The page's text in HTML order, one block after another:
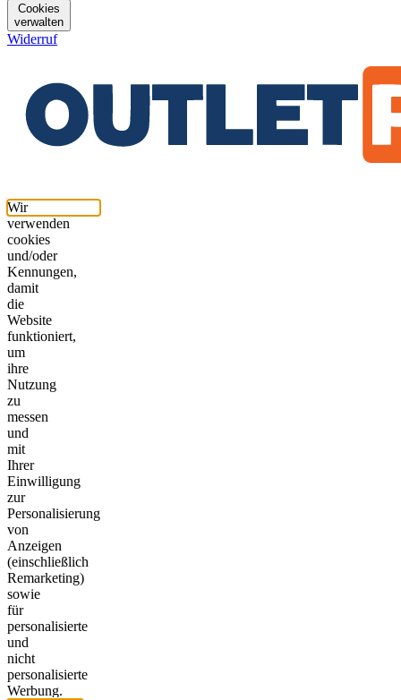
Cookies
verwalten
Widerruf
Wir
verwenden
cookies
und/oder
Kennungen,
damit
die
Website
funktioniert,
um
ihre
Nutzung
zu
messen
und
mit
Ihrer
Einwilligung
zur
Personalisierung
von
Anzeigen
(einschließlich
Remarketing)
sowie
für
personalisierte
und
nicht
personalisierte
Werbung.